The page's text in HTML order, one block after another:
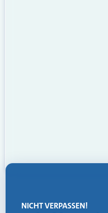
NICHT VERPASSEN!